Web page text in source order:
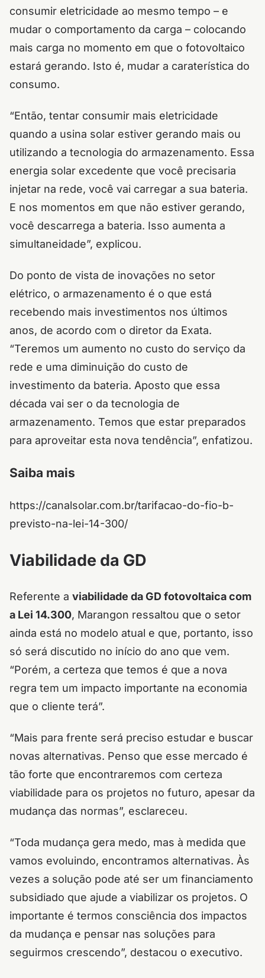
consumir eletricidade ao mesmo tempo – e
mudar o comportamento da carga – colocando
mais carga no momento em que o fotovoltaico
estará gerando. Isto é, mudar a caraterística do
consumo.
“Então, tentar consumir mais eletricidade
quando a usina solar estiver gerando mais ou
utilizando a tecnologia do armazenamento. Essa
energia solar excedente que você precisaria
injetar na rede, você vai carregar a sua bateria.
E nos momentos em que não estiver gerando,
você descarrega a bateria. Isso aumenta a
simultaneidade”, explicou.
Do ponto de vista de inovações no setor
elétrico, o armazenamento é o que está
recebendo mais investimentos nos últimos
anos, de acordo com o diretor da Exata.
“Teremos um aumento no custo do serviço da
rede e uma diminuição do custo de
investimento da bateria. Aposto que essa
década vai ser o da tecnologia de
armazenamento. Temos que estar preparados
para aproveitar esta nova tendência”, enfatizou.
Saiba mais
https://canalsolar.com.br/tarifacao-do-fio-b-
previsto-na-lei-14-300/
Viabilidade da GD
Referente a viabilidade da GD fotovoltaica com
a Lei 14.300, Marangon ressaltou que o setor
ainda está no modelo atual e que, portanto, isso
só será discutido no início do ano que vem.
“Porém, a certeza que temos é que a nova
regra tem um impacto importante na economia
que o cliente terá”.
“Mais para frente será preciso estudar e buscar
novas alternativas. Penso que esse mercado é
tão forte que encontraremos com certeza
viabilidade para os projetos no futuro, apesar da
mudança das normas”, esclareceu.
“Toda mudança gera medo, mas à medida que
vamos evoluindo, encontramos alternativas. Às
vezes a solução pode até ser um financiamento
subsidiado que ajude a viabilizar os projetos. O
importante é termos consciência dos impactos
da mudança e pensar nas soluções para
seguirmos crescendo”, destacou o executivo.